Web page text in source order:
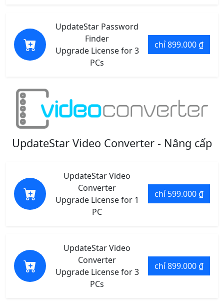
UpdateStar Password
Finder
Upgrade License for 3
PCs
chỉ 899.000 ₫
UpdateStar Video Converter - Nâng cấp
UpdateStar Video
Converter
Upgrade License for 1
PC
chỉ 599.000 ₫
UpdateStar Video
Converter
Upgrade License for 3
PCs
chỉ 899.000 ₫